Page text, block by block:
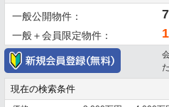
一般公開物件：
一般＋会員限定物件：
現在の検索条件